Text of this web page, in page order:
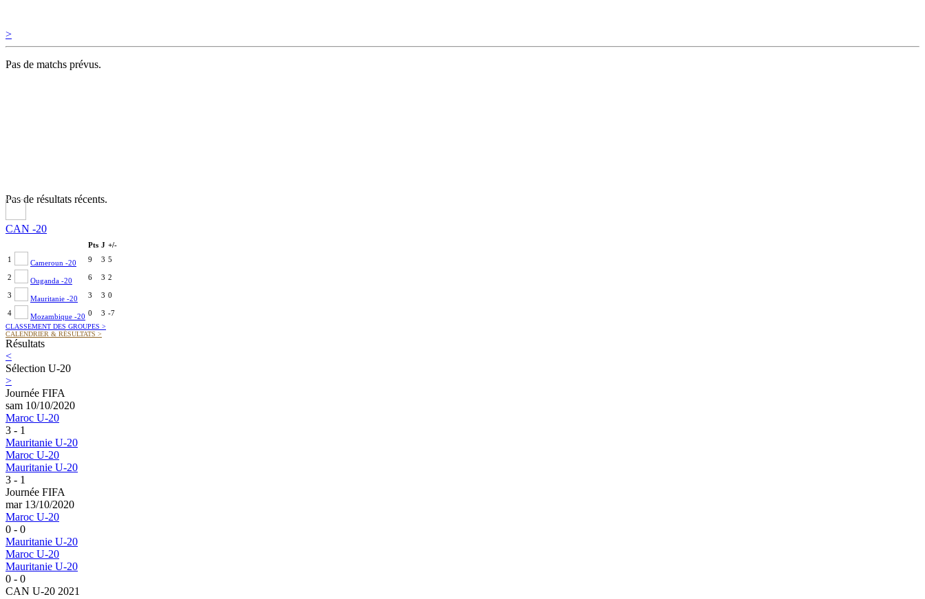
>
Pas de matchs prévus.
Pas de résultats récents.
CAN -20
Pts J +/-
1
Cameroun -20 9 3 5
2 Ouganda -20 6 3 2
3 Mauritanie -20 3 3 0
4 Mozambique -20 0 3 -7
CLASSEMENT DES GROUPES >
CALENDRIER & RÉSULTATS >
Résultats
<
Sélection U-20
>
Journée FIFA
sam 10/10/2020
Maroc U-20
3 - 1
Mauritanie U-20
Maroc U-20
Mauritanie U-20
3 - 1
Journée FIFA
mar 13/10/2020
Maroc U-20
0 - 0
Mauritanie U-20
Maroc U-20
Mauritanie U-20
0 - 0
CAN U-20 2021